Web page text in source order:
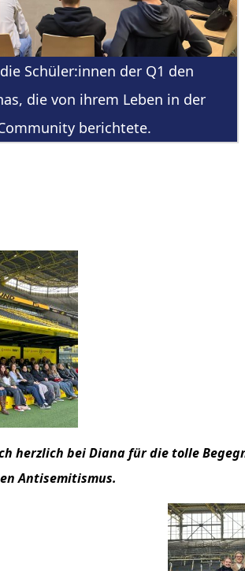
Schüler:innen der Q1 den
die von ihrem Leben in der
berichtete.
herzlich bei Diana für die tolle
Antisemitismus.